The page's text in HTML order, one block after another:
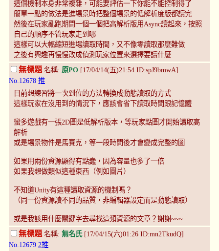
這個機制本身非常複雜，可能要評估一下你能不能控制得了
簡單一點的做法是進場景時把整個場景的低解析度版都讀完
然後在玩家亂跑期間一個一個把高解析版用Async讀起來，按照
自己的順序不管玩家走到哪
這樣可以大幅縮短進場讀取時間，又不像零讀取那麼難做
之後有興趣再慢慢改成偵測玩家位置來選擇要讀什麼
無標題 名稱: 原PO [17/04/14(五)21:54 ID:spJ9bmwA]
No.12678 推
目前想練習將一次到位的方法轉換成動態讀取的方式
這樣玩家在沒用到的情況下，應該會省下讀取時間跟記憶體
蠻多遊戲有一張2D圖是低解析版本，等玩家點圖才開始讀取高
解析
或是場景物件是馬賽克，等一段時間後才會變成完整的圖
如果用兩份資源顯得有點蠢，因為容量也多了一倍
如果我想做類似這種東西（例如圖片）
不知道Unity有這種讀取資源的機制嗎？
（同一份資源讀不同的品質，非編輯器設定而是動態讀取）
或是我該用什麼關鍵字去尋找這類資源的文章？謝謝~~~
無標題 名稱: 無名氏[17/04/15(六)01:26 ID:mn2TkudQ]
No.12679 2推